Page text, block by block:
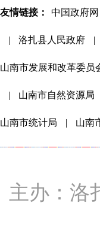
友情链接： 中国政府网
| 洛扎县人民政府 |
山南市发展和改革委员
| 山南市自然资源局
山南市统计局 | 山南
主办：洛